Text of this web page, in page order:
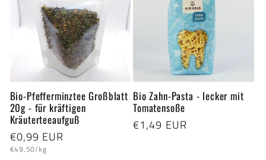
Bio-Pfefferminztee Großblatt
20g - für kräftigen
Kräuterteeaufguß
Normaler
Preis
€0,99 EUR
Grundpreis
€49,50/kg
Bio Zahn-Pasta - lecker mit
Tomatensoße
Normaler
€1,49 EUR